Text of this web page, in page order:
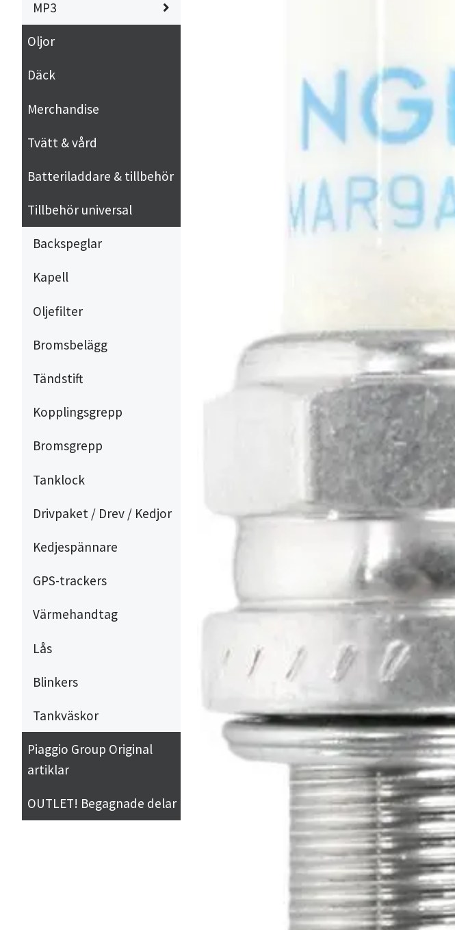
MP3
Oljor
Däck
Merchandise
Tvätt & vård
Batteriladdare & tillbehör
Tillbehör universal
Backspeglar
Kapell
Oljefilter
Bromsbelägg
Tändstift
Kopplingsgrepp
Bromsgrepp
Tanklock
Drivpaket / Drev / Kedjor
Kedjespännare
GPS-trackers
Värmehandtag
Lås
Blinkers
Tankväskor
Piaggio Group Original
artiklar
OUTLET! Begagnade delar